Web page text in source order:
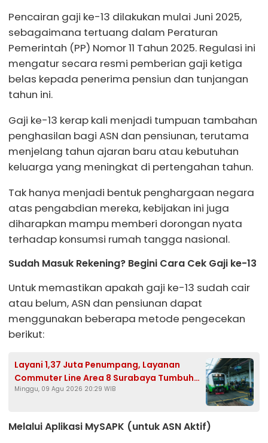
Pencairan gaji ke-13 dilakukan mulai Juni 2025,
sebagaimana tertuang dalam Peraturan
Pemerintah (PP) Nomor 11 Tahun 2025. Regulasi ini
mengatur secara resmi pemberian gaji ketiga
belas kepada penerima pensiun dan tunjangan
tahun ini.
Gaji ke-13 kerap kali menjadi tumpuan tambahan
penghasilan bagi ASN dan pensiunan, terutama
menjelang tahun ajaran baru atau kebutuhan
keluarga yang meningkat di pertengahan tahun.
Tak hanya menjadi bentuk penghargaan negara
atas pengabdian mereka, kebijakan ini juga
diharapkan mampu memberi dorongan nyata
terhadap konsumsi rumah tangga nasional.
Sudah Masuk Rekening? Begini Cara Cek Gaji ke-13
Untuk memastikan apakah gaji ke-13 sudah cair
atau belum, ASN dan pensiunan dapat
menggunakan beberapa metode pengecekan
berikut:
Layani 1,37 Juta Penumpang, Layanan
Commuter Line Area 8 Surabaya Tumbuh
9%
Minggu, 09 Agu 2026 20:29 WIB
Melalui Aplikasi MySAPK (untuk ASN Aktif)